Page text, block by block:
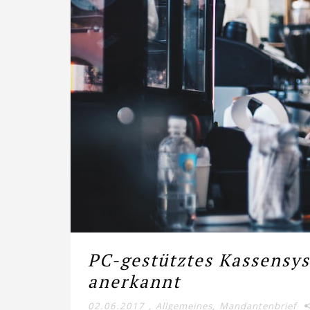
PC-gestütztes
anerkannt
02.06.2017 , Allgemeines, Mandantenbrief